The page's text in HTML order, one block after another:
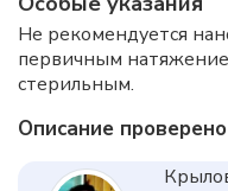
Не рекомендуется
первичным
стерильным.
Описание проверено